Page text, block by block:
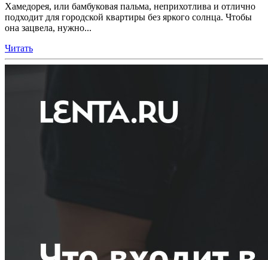
Хамедорея, или бамбуковая пальма, неприхотлива и отлично
подходит для городской квартиры без яркого солнца. Чтобы
она зацвела, нужно...
Читать